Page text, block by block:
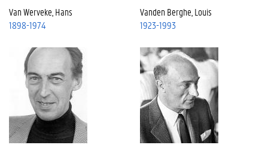
Van Werveke, Hans
1898-1974
Vanden Berghe, Louis
1923-1993